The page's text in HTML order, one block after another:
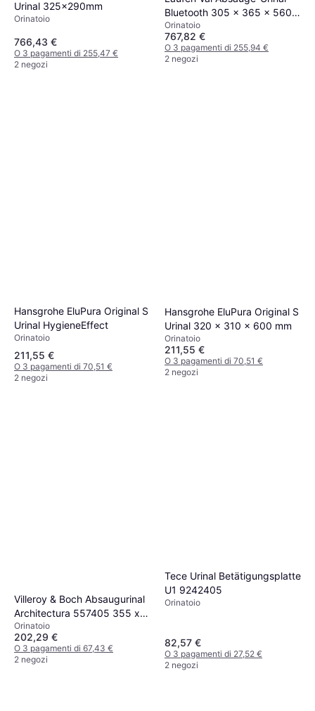
Urinal 325x290mm
Orinatoio
766,43 €
O 3 pagamenti di 255,47 €
2 negozi
Bluetooth 305 x 365 x 560
mm
Orinatoio
767,82 €
O 3 pagamenti di 255,94 €
2 negozi
Hansgrohe EluPura Original S
Urinal HygieneEffect
Orinatoio
211,55 €
O 3 pagamenti di 70,51 €
2 negozi
Hansgrohe EluPura Original S
Urinal 320 x 310 x 600 mm
Orinatoio
211,55 €
O 3 pagamenti di 70,51 €
2 negozi
Villeroy & Boch Absaugurinal
Architectura 557405 355 x
620 x 385 mm
Orinatoio
202,29 €
O 3 pagamenti di 67,43 €
2 negozi
Tece Urinal Betätigungsplatte
U1 9242405
Orinatoio
82,57 €
O 3 pagamenti di 27,52 €
2 negozi